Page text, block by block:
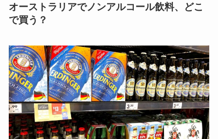
オーストラリアでノンアルコール飲料、どこ
で買う？